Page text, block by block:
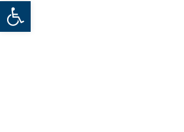
Werkzeugleiste öffnen